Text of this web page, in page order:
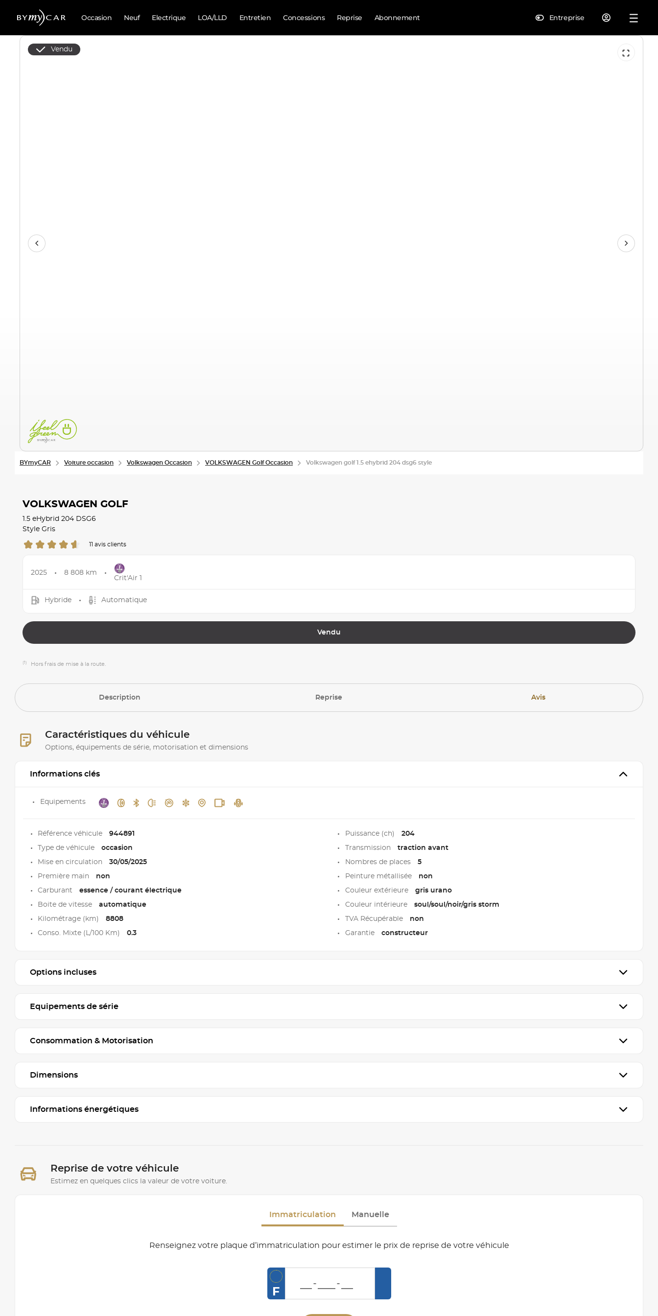
Occasion Neuf Electrique LOA/LLD Entretien Concessions Reprise Abonnement Entreprise
BYmyCAR Voiture occasion Volkswagen Occasion VOLKSWAGEN Golf Occasion Volkswagen golf 1.5 ehybrid 204 dsg6 style
Vendu
VOLKSWAGEN GOLF
1.5 eHybrid 204 DSG6
Style Gris
11 avis clients
2025 8 808 km
Crit'Air 1
Hybride Automatique
Vendu
(1) Hors frais de mise à la route.
Description Reprise Avis
Caractéristiques du véhicule
Options, équipements de série, motorisation et dimensions
Informations clés
Equipements
Référence véhicule 944891
Type de véhicule occasion
Mise en circulation 30/05/2025
Première main non
Carburant essence / courant électrique
Boite de vitesse automatique
Kilométrage (km) 8808
Conso. Mixte (L/100 Km) 0.3
Puissance (ch) 204
Transmission traction avant
Nombres de places 5
Peinture métallisée non
Couleur extérieure gris urano
Couleur intérieure soul/soul/noir/gris storm
TVA Récupérable non
Garantie constructeur
Options incluses
Equipements de série
Consommation & Motorisation
Dimensions
Informations énergétiques
Reprise de votre véhicule
Estimez en quelques clics la valeur de votre voiture.
Immatriculation Manuelle
Renseignez votre plaque d’immatriculation pour estimer le prix de reprise de votre véhicule
F